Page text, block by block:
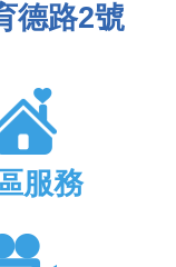
德路2號
服務